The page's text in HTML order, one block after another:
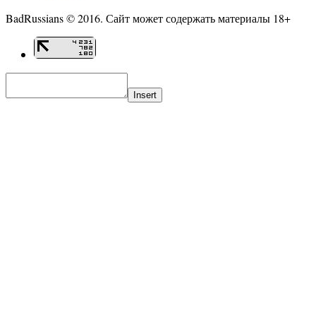
BadRussians © 2016. Сайт может содержать материалы 18+
Insert